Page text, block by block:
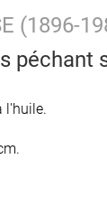
(1896-
péchant
l'huile.